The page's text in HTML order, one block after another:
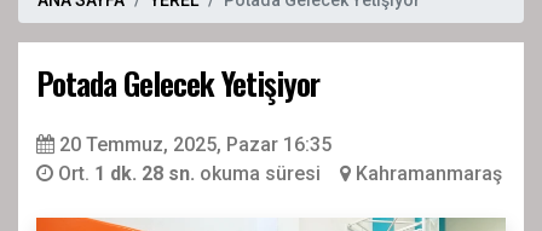
Potada Gelecek Yetişiyor
20 Temmuz, 2025, Pazar 16:35
Ort. 1 dk. 28 sn. okuma süresi Kahramanmaraş